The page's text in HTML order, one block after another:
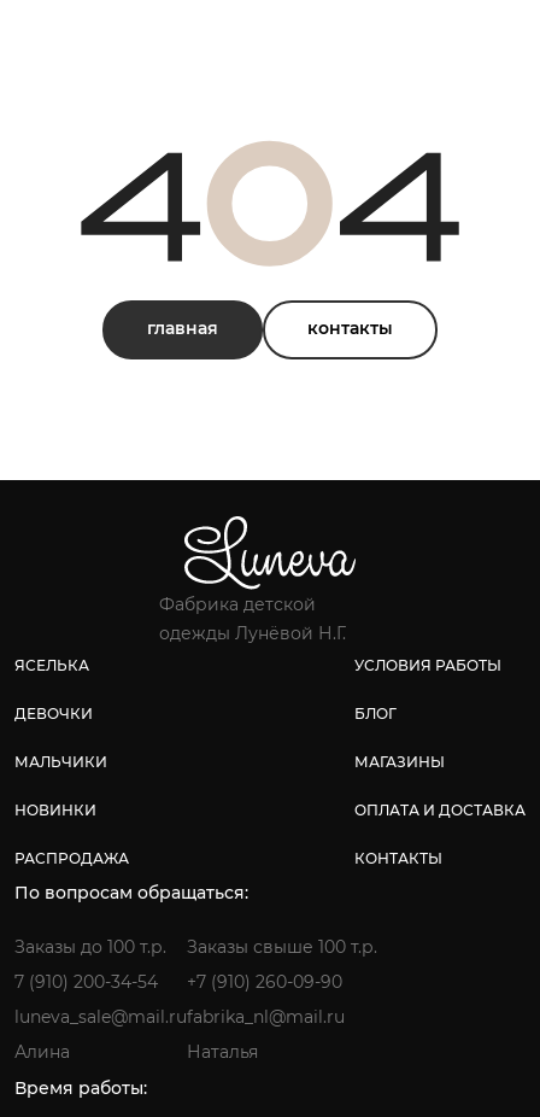
главная контакты
Фабрика детской
одежды Лунёвой Н.Г.
ЯСЕЛЬКА
ДЕВОЧКИ
МАЛЬЧИКИ
НОВИНКИ
РАСПРОДАЖА
УСЛОВИЯ РАБОТЫ
БЛОГ
МАГАЗИНЫ
ОПЛАТА И ДОСТАВКА
КОНТАКТЫ
По вопросам обращаться:
Заказы до 100 т.р.
7 (910) 200-34-54
luneva_sale@mail.ru
Алина
Заказы свыше 100 т.р.
+7 (910) 260-09-90
fabrika_nl@mail.ru
Наталья
Время работы: